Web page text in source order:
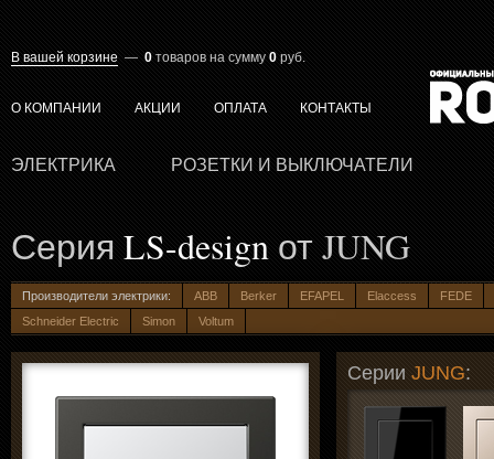
В вашей корзине — 0 товаров на сумму 0 руб.
О КОМПАНИИ АКЦИИ ОПЛАТА КОНТАКТЫ
ЭЛЕКТРИКА РОЗЕТКИ И ВЫКЛЮЧАТЕЛИ
Серия LS-design от JUNG
Производители электрики: ABB Berker EFAPEL Elaccess
FEDE
Schneider Electric
Simon Voltum
Серии JUNG: